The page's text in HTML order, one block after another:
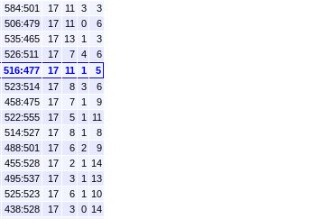
584:501 17 11 3
3
506:479 17 11 0
6
535:465 17 13 1
3
526:511 17 7 4
6
516:477 17 11 1
5
523:514 17 8 3
6
458:475 17 7 1
9
522:555 17 5 1
11
514:527 17 8 1
8
488:501 17 6 2
9
455:528 17 2 1
14
495:537 17 3 1
13
525:523 17 6 1
10
438:528 17 3 0 14